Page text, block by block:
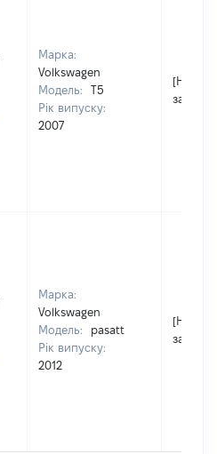
Марка:
Volkswagen
Модель:
T5
Рік випуску:
2007
[Не
Марка:
Volkswagen
Модель:
pasatt
Рік випуску:
2012
[Не